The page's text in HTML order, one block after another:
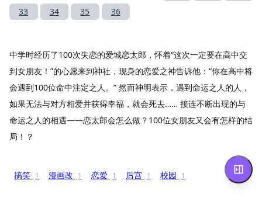
33
34 35 36
中学时经历了100次失恋的爱城恋太郎，怀着“这次一定要在高中交
到女朋友！”的心愿来到神社，现身的恋爱之神告诉他：“你在高中将
会遇到100位命中注定之人。” 然而神明表示，遇到命运之人的人，
如果无法与对方相爱并获得幸福，就会死去…… 接连不断出现的与
命运之人的相遇——恋太郎会怎么做？100位女朋友又会有怎样的结
局！？
搞笑 1 漫画改 1 恋爱 1 后宫 1 校园 1